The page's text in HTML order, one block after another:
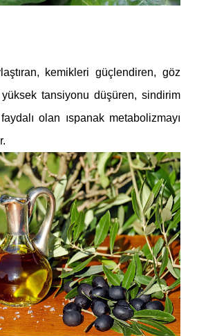
kemikleri güçlendiren, göz
yüksek tansiyonu düşüren, sindirim
olan ıspanak metabolizmayı